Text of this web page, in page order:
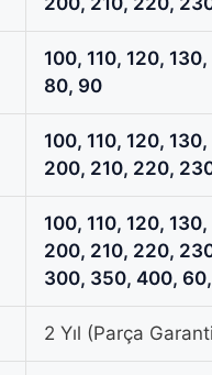
100, 110, 120,
80, 90
100, 110, 120,
200, 210, 220,
100, 110, 120,
200, 210, 220,
300, 350, 400,
2 Yıl (Parça